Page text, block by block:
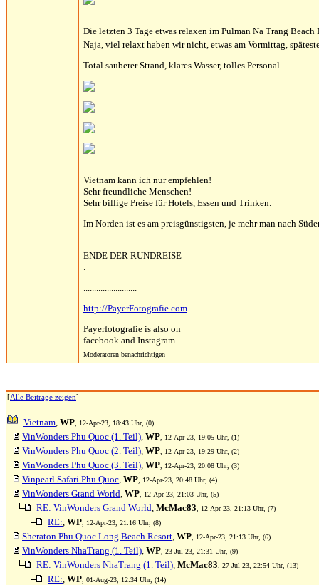
Die letzten 3 Tage etwas relaxen im Pulman Na Trang Beach
Naja, viel relaxt haben wir nicht, etwas am Vormittag,
Total sauberer Strand, klares Wasser, tolles Personal.
Vietnam kann ich nur empfehlen!
Sehr freundliche Menschen!
Sehr billige Preise für Hotels, Essen und Trinken.
Im Norden ist es am preisgünstigsten, je mehr man nach
ENDE DER RUNDREISE
.
.........................
http://PayerFotografie.com
Payerfotografie is also on
facebook and Instagram
Moderatoren benachrichtigen
[Alle Beiträge zeigen]
Vietnam, WP , 12-Apr-23, 18:43 Uhr, (0)
VinWonders Phu Quoc (1. Teil), WP , 12-Apr-23, 19:05 Uhr, (1)
VinWonders Phu Quoc (2. Teil), WP , 12-Apr-23, 19:29 Uhr, (2)
VinWonders Phu Quoc (3. Teil), WP , 12-Apr-23, 20:08 Uhr, (3)
Vinpearl Safari Phu Quoc, WP , 12-Apr-23, 20:48 Uhr, (4)
VinWonders Grand World, WP , 12-Apr-23, 21:03 Uhr, (5)
RE: VinWonders Grand World, McMac83 , 12-Apr-23, 21:13 Uhr, (7)
RE:, WP , 12-Apr-23, 21:16 Uhr, (8)
Sheraton Phu Quoc Long Beach Resort, WP , 12-Apr-23, 21:13 Uhr, (6)
VinWonders NhaTrang (1. Teil), WP , 23-Jul-23, 21:31 Uhr, (9)
RE: VinWonders NhaTrang (1. Teil), McMac83 , 27-Jul-23, 22:54 Uhr, (13)
RE:, WP , 01-Aug-23, 12:34 Uhr, (14)